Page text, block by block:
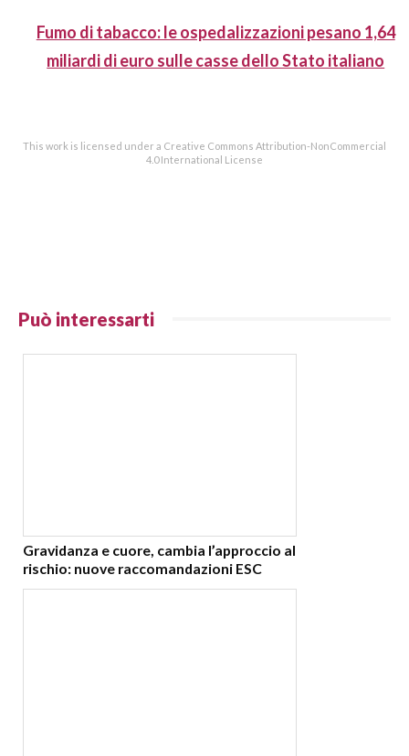
Fumo di tabacco: le ospedalizzazioni pesano 1,64
miliardi di euro sulle casse dello Stato italiano
This work is licensed under a Creative Commons Attribution-NonCommercial
4.0 International License
Può interessarti
Gravidanza e cuore, cambia l’approccio al
rischio: nuove raccomandazioni ESC